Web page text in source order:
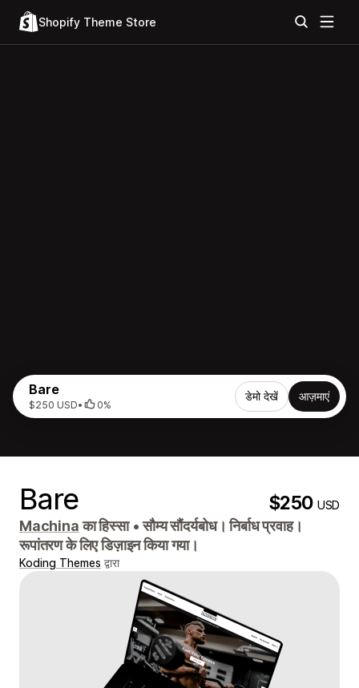
Shopify Theme Store
Bare
$250 USD• 0%
डेमो देखें आज़माएं
Bare $250USD
Machinaका हिस्सा •सौम्य सौंदर्यबोध। निर्बाध प्रवाह।
रूपांतरण के लिए डिज़ाइन किया गया।
Koding Themes द्वारा